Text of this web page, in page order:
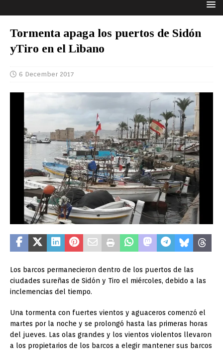
Tormenta apaga los puertos de Sidón
yTiro en el Lìbano
6 December 2017
Los barcos permanecieron dentro de los puertos de las
ciudades sureñas de Sidón y Tiro el miércoles, debido a las
inclemencias del tiempo.
Una tormenta con fuertes vientos y aguaceros comenzó el
martes por la noche y se prolongó hasta las primeras horas
del jueves. Las olas grandes y los vientos violentos llevaron
a los propietarios de los barcos a elegir mantener sus barcos